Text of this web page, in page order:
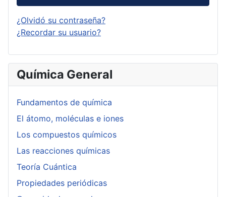
¿Olvidó su contraseña?
¿Recordar su usuario?
Química General
Fundamentos de química
El átomo, moléculas e iones
Los compuestos químicos
Las reacciones químicas
Teoría Cuántica
Propiedades periódicas